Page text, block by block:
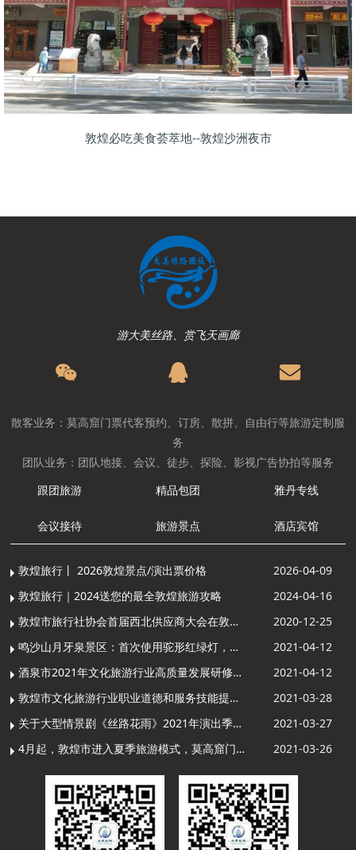
敦煌必吃美食荟萃地--敦煌沙洲夜市
游大美丝路、赏飞天画廊
散客业务：莫高窟门票代客预约、订房、散拼、自由行等旅游定制服
务
团队业务：团队地接、会议、徒步、探险、影视广告协拍等服务
跟团旅游
精品包团 雅丹专线
会议接待 旅游景点 酒店宾馆
敦煌旅行丨 2026敦煌景点/演出票价格
2026-04-09
敦煌旅行｜2024送您的最全敦煌旅游攻略
2024-04-16
敦煌市旅行社协会首届西北供应商大会在敦煌召开
2020-12-25
鸣沙山月牙泉景区：首次使用驼形红绿灯，骆驼“看驼灯绿了”走起来
2021-04-12
酒泉市2021年文化旅游行业高质量发展研修提升培训班敦煌分训点开班
2021-04-12
敦煌市文化旅游行业职业道德和服务技能提升导游专项培训成功举办
2021-03-28
关于大型情景剧《丝路花雨》2021年演出季开演的通知
2021-03-27
4月起，敦煌市进入夏季旅游模式，莫高窟门票价格调整
2021-03-26